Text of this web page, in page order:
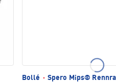
Bollé · Spero Mips®